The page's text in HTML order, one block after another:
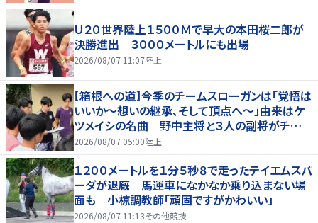
Ｕ２０世界陸上１５００Ｍで早大の本田桜二郎が
決勝進出 ３０００メートルにも出場
2026/08/07 11:07陸上
【箱根への道】今季のチームスローガンは「覚悟は
いいか～想いの継承、そして頂点へ～」由来はケ
ツメイシの名曲 野中主将と３人の副将がチーム
を引っ張る…夏合宿特集第１弾、国学院大
2026/08/07 05:00陸上
１２００メートルを１分５秒８で走ったテイエムスパ
ーダが退厩 馬運車になかなか乗り込まない場
面も 小椋調教師「頑固ですがかわいい」
2026/08/07 11:13その他競技